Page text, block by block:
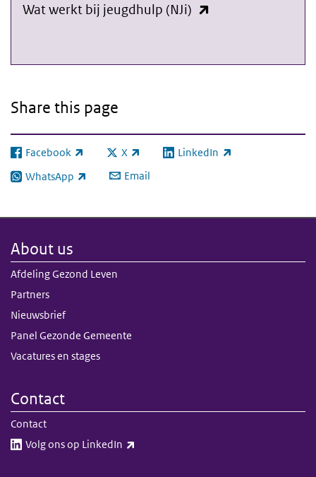
link naar Wat werkt bij jeugdhulp (NJi)
(link is external)
Wat werkt bij jeugdhulp (NJi)
Share this page
Facebook
(link is external) X
(link is external)LinkedIn
(link is external)
WhatsApp
(link is external) Email
About us
Afdeling Gezond Leven
Partners
Nieuwsbrief
Panel Gezonde Gemeente
Vacatures en stages
Contact
Contact
Volg ons op LinkedIn​​